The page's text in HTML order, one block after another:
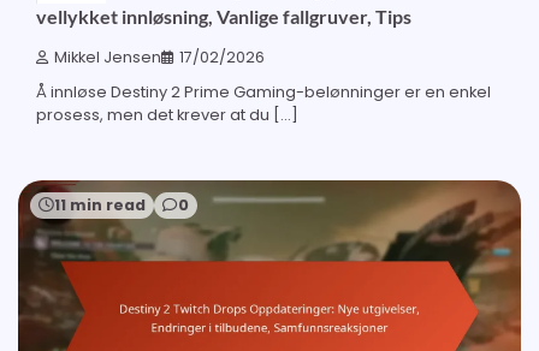
vellykket innløsning, Vanlige fallgruver, Tips
Mikkel Jensen 17/02/2026
Å innløse Destiny 2 Prime Gaming-belønninger er en enkel
prosess, men det krever at du […]
11 min read 0